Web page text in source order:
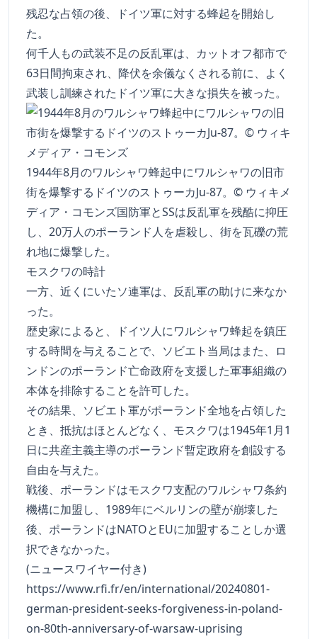
残忍な占領の後、ドイツ軍に対する蜂起を開始し
た。
何千人もの武装不足の反乱軍は、カットオフ都市で
63日間拘束され、降伏を余儀なくされる前に、よく
武装し訓練されたドイツ軍に大きな損失を被った。
1944年8月のワルシャワ蜂起中にワルシャワの旧市
街を爆撃するドイツのストゥーカJu-87。© ウィキメ
ディア・コモンズ国防軍とSSは反乱軍を残酷に抑圧
し、20万人のポーランド人を虐殺し、街を瓦礫の荒
れ地に爆撃した。
モスクワの時計
一方、近くにいたソ連軍は、反乱軍の助けに来なか
った。
歴史家によると、ドイツ人にワルシャワ蜂起を鎮圧
する時間を与えることで、ソビエト当局はまた、ロ
ンドンのポーランド亡命政府を支援した軍事組織の
本体を排除することを許可した。
その結果、ソビエト軍がポーランド全地を占領した
とき、抵抗はほとんどなく、モスクワは1945年1月1
日に共産主義主導のポーランド暫定政府を創設する
自由を与えた。
戦後、ポーランドはモスクワ支配のワルシャワ条約
機構に加盟し、1989年にベルリンの壁が崩壊した
後、ポーランドはNATOとEUに加盟することしか選
択できなかった。
(ニュースワイヤー付き)
https://www.rfi.fr/en/international/20240801-
german-president-seeks-forgiveness-in-poland-
on-80th-anniversary-of-warsaw-uprising